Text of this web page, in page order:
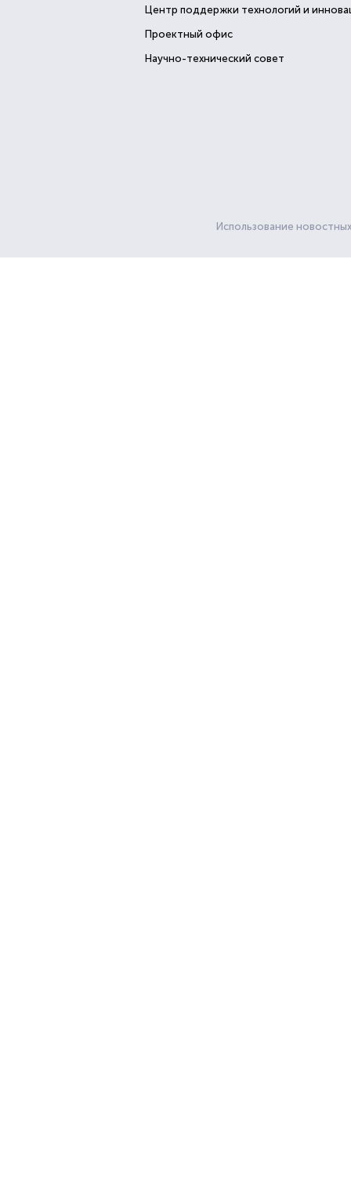
Центр поддержки технологий и
Проектный офис
Научно-технический совет
Использование